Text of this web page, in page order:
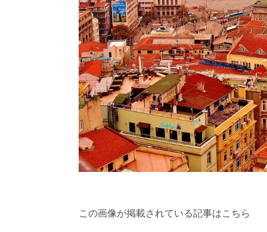
この画像が掲載されている記事はこちら